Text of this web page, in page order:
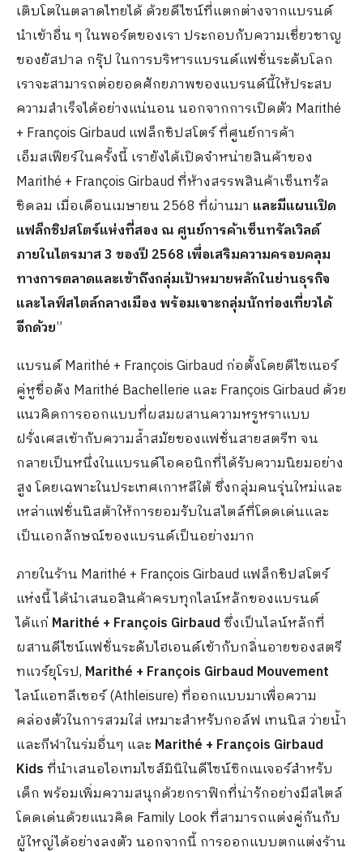
เติบโตในตลาดไทยได้ ด้วยดีไซน์ที่แตกต่างจากแบรนด์
นำเข้าอื่น ๆ ในพอร์ตของเรา ประกอบกับความเชี่ยวชาญ
ของยัสปาล กรุ๊ป ในการบริหารแบรนด์แฟชั่นระดับโลก
เราจะสามารถต่อยอดศักยภาพของแบรนด์นี้ให้ประสบ
ความสำเร็จได้อย่างแน่นอน นอกจากการเปิดตัว Marithé
+ François Girbaud แฟล็กชิปสโตร์ ที่ศูนย์การค้า
เอ็มสเฟียร์ในครั้งนี้ เรายังได้เปิดจำหน่ายสินค้าของ
Marithé + François Girbaud ที่ห้างสรรพสินค้าเซ็นทรัล
ชิดลม เมื่อเดือนเมษายน 2568 ที่ผ่านมา และมีแผนเปิด
แฟล็กชิปสโตร์แห่งที่สอง ณ ศูนย์การค้าเซ็นทรัลเวิลด์
ภายในไตรมาส3 ของปี 2568 เพื่อเสริมความครอบคลุม
ทางการตลาดและเข้าถึงกลุ่มเป้าหมายหลักในย่านธุรกิจ
และไลฟ์สไตล์กลางเมือง พร้อมเจาะกลุ่มนักท่องเที่ยวได้
อีกด้วย”
แบรนด์ Marithé + François Girbaud ก่อตั้งโดยดีไซเนอร์
คู่หูชื่อดัง Marithé Bachellerie และ François Girbaud ด้วย
แนวคิดการออกแบบที่ผสมผสานความหรูหราแบบ
ฝรั่งเศสเข้ากับความล้ำสมัยของแฟชั่นสายสตรีท จน
กลายเป็นหนึ่งในแบรนด์ไอคอนิกที่ได้รับความนิยมอย่าง
สูง โดยเฉพาะในประเทศเกาหลีใต้ ซึ่งกลุ่มคนรุ่นใหม่และ
เหล่าแฟชั่นนิสต้าให้การยอมรับในสไตล์ที่โดดเด่นและ
เป็นเอกลักษณ์ของแบรนด์เป็นอย่างมาก
ภายในร้าน Marithé + François Girbaud แฟล็กชิปสโตร์
แห่งนี้ ได้นำเสนอสินค้าครบทุกไลน์หลักของแบรนด์
ได้แก่ Marithé + François Girbaudซึ่งเป็นไลน์หลักที่
ผสานดีไซน์แฟชั่นระดับไฮเอนด์เข้ากับกลิ่นอายของสตรี
ทแวร์ยุโรป, Marithé + François Girbaud Mouvement
ไลน์แอทลีเชอร์ (Athleisure) ที่ออกแบบมาเพื่อความ
คล่องตัวในการสวมใส่ เหมาะสำหรับกอล์ฟ เทนนิส ว่ายน้ำ
และกีฬาในร่มอื่นๆ และ Marithé + François Girbaud
Kidsที่นำเสนอไอเทมไซส์มินิในดีไซน์ซิกเนเจอร์สำหรับ
เด็ก พร้อมเพิ่มความสนุกด้วยกราฟิกที่น่ารักอย่างมีสไตล์
โดดเด่นด้วยแนวคิด Family Look ที่สามารถแต่งคู่กันกับ
ผู้ใหญ่ได้อย่างลงตัว นอกจากนี้ การออกแบบตกแต่งร้าน